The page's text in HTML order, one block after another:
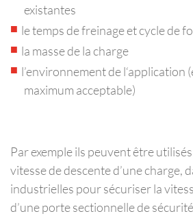
existantes
le temps de freinage et cycle de
la masse de la charge
l’environnement de l‘application
maximum acceptable)
Par exemple ils peuvent être
vitesse de descente d’une charge,
industrielles pour sécuriser la
d’une porte sectionnelle de